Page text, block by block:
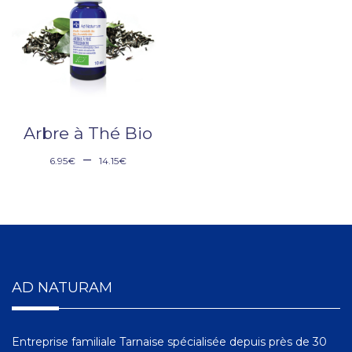
Arbre à Thé Bio
6.95€ – 14.15€
AD NATURAM
Entreprise familiale Tarnaise spécialisée depuis près de 30